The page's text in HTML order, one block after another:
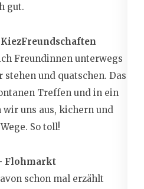
gut.
Freundinnen unterwegs
und quatschen. Das
Treffen und in ein
uns aus, kichern und
So toll!
Flohmarkt
schon mal erzählt